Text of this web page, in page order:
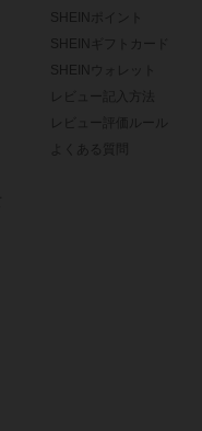
SHEINポイント
SHEINギフトカード
SHEINウォレット
レビュー記入方法
レビュー評価ルール
よくある質問